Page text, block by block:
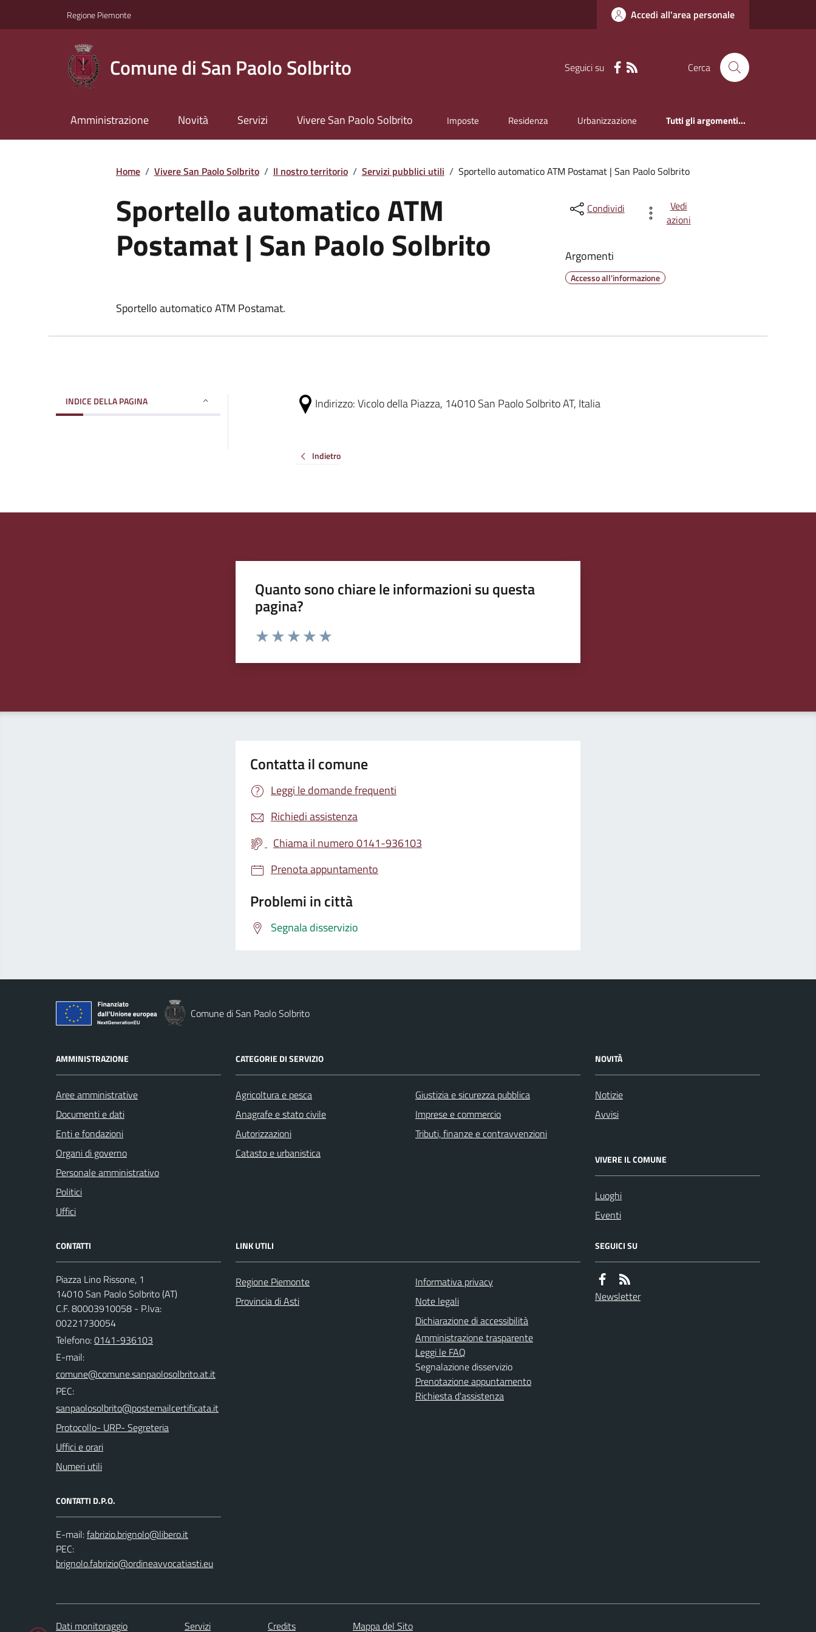
Regione Piemonte Accedi all'area personale
Comune di San Paolo Solbrito Seguici su Cerca
Amministrazione Novità Servizi Vivere San Paolo Solbrito Imposte Residenza Urbanizzazione Tutti gli argomenti...
Home / Vivere San Paolo Solbrito / Il nostro territorio / Servizi pubblici utili / Sportello automatico ATM Postamat | San Paolo Solbrito
Sportello automatico ATM
Postamat | San Paolo Solbrito
Sportello automatico ATM Postamat.
Condividi
Vedi
azioni
Argomenti
Accesso all'informazione
INDICE DELLA PAGINA Indirizzo:Vicolo della Piazza, 14010 San Paolo Solbrito AT, Italia
Indietro
Quanto sono chiare le informazioni su questa
pagina?
Valuta da 1 a 5 stelle la pagina
Contatta il comune
Leggi le domande frequenti
Richiedi assistenza
Chiama il numero 0141-936103
Prenota appuntamento
Problemi in città
Segnala disservizio
Comune di San Paolo Solbrito
AMMINISTRAZIONE
Aree amministrative
Documenti e dati
Enti e fondazioni
Organi di governo
Personale amministrativo
Politici
Uffici
CATEGORIE DI SERVIZIO
Agricoltura e pesca
Anagrafe e stato civile
Autorizzazioni
Catasto e urbanistica
Giustizia e sicurezza pubblica
Imprese e commercio
Tributi, finanze e contravvenzioni
NOVITÀ
Notizie
Avvisi
VIVERE IL COMUNE
Luoghi
Eventi
CONTATTI
Piazza Lino Rissone, 1
14010 San Paolo Solbrito (AT)
C.F. 80003910058 - P.Iva:
00221730054
Telefono:0141-936103
E-mail:
PEC:
Protocollo- URP- Segreteria
Uffici e orari
Numeri utili
CONTATTI D.P.O.
E-mail:
PEC:
LINK UTILI
Regione Piemonte
Provincia di Asti
Informativa privacy
Note legali
Dichiarazione di accessibilità
Amministrazione trasparente
Leggi le FAQ
Segnalazione disservizio
Prenotazione appuntamento
Richiesta d'assistenza
SEGUICI SU
Newsletter
Dati monitoraggio Servizi Credits Mappa del Sito